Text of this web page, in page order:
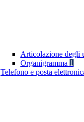
Articolazione degli
Organigramma 1
Telefono e posta